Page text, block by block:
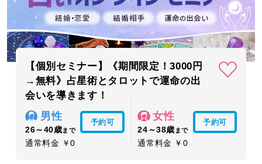
【個別セミナー】《期間限定！3000円
→無料》占星術とタロットで運命の出
会いを導きます！
男性
26～40歳まで
予約可
通常料金 ￥0
女性
24～38歳 まで
予約可
通常料金 ￥0